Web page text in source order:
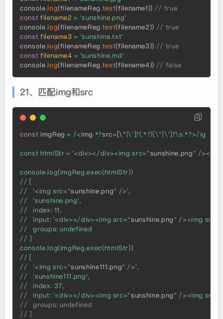
console.log(filenameReg.test(filename1)) // true
const filename2 = 'sunshine.png'
console.log(filenameReg.test(filename2)) // true
const filename3 = 'sunshine.txt'
console.log(filenameReg.test(filename3)) // true
const filename4 = 'sunshine.md'
console.log(filenameReg.test(filename4)) // false
21、匹配img和src
const imgReg = /<img.*?src=[\"|\']?(.*?)[\"|\']?\s.*?>/ig
const htmlStr = '<div></div><img src="sunshine.png" /
console.log(imgReg.exec(htmlStr))
// [
//   '<img src="sunshine.png" />',
//   'sunshine.png',
//   index: 11,
//   input: '<div></div><img src="sunshine.png" /><img src="
//   groups: undefined
// ]
console.log(imgReg.exec(htmlStr))
// [
//   '<img src="sunshine111.png" />',
//   'sunshine111.png',
//   index: 37,
//   input: '<div></div><img src="sunshine.png" /><img src="
//   groups: undefined
// ]